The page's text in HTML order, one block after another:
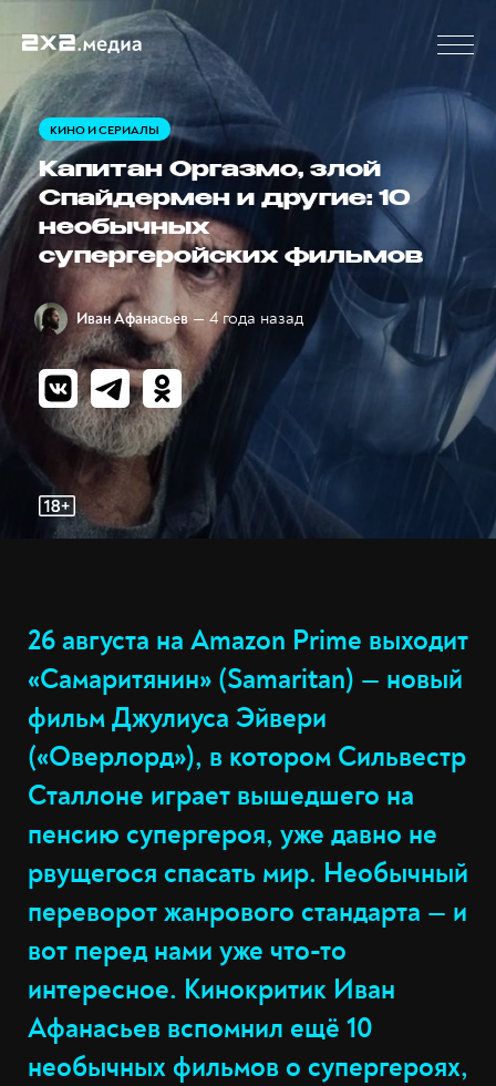
КИНО И СЕРИАЛЫ
Капитан Оргазмо, злой
Спайдермен и другие: 10
необычных
супергеройских фильмов
Иван Афанасьев — 4 года назад
26 августа на Amazon Prime выходит
«Самаритянин» (Samaritan) — новый
фильм Джулиуса Эйвери
(«Оверлорд»), в котором Сильвестр
Сталлоне играет вышедшего на
пенсию супергероя, уже давно не
рвущегося спасать мир. Необычный
переворот жанрового стандарта — и
вот перед нами уже что-то
интересное. Кинокритик Иван
Афанасьев вспомнил ещё 10
необычных фильмов о супергероях,